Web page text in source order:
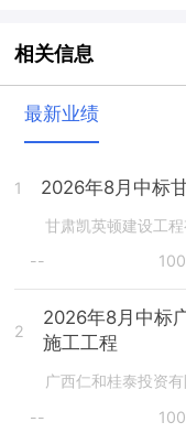
相关信息
最新业绩
1 2026年8月中标
甘肃凯英顿建设工
--
2
2026年8月中标
施工工程
广西仁和桂泰投资有
--